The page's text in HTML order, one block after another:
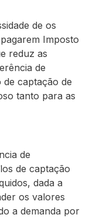
de os
Imposto
reduz as
de
captação de
tanto para as
de
de captação
dada a
os valores
a demanda por